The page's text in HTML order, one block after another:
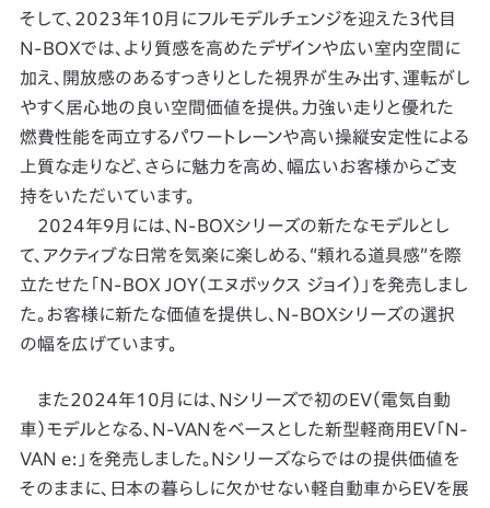
そして、2023年10月にフルモデルチェンジを迎えた3代目
N-BOXでは、より質感を高めたデザインや広い室内空間に
加え、開放感のあるすっきりとした視界が生み出す、運転がし
やすく居心地の良い空間価値を提供。力強い走りと優れた
燃費性能を両立するパワートレーンや高い操縦安定性による
上質な走りなど、さらに魅力を高め、幅広いお客様からご支
持をいただいています。
2024年9月には、N-BOXシリーズの新たなモデルとし
て、アクティブな日常を気楽に楽しめる、“頼れる道具感”を際
立たせた「N-BOX JOY（エヌボックス ジョイ）」を発売しまし
た。お客様に新たな価値を提供し、N-BOXシリーズの選択
の幅を広げています。
また2024年10月には、Nシリーズで初のEV（電気自動
車）モデルとなる、N-VANをベースとした新型軽商用EV「N-
VAN e:」を発売しました。Nシリーズならではの提供価値を
そのままに、日本の暮らしに欠かせない軽自動車からEVを展